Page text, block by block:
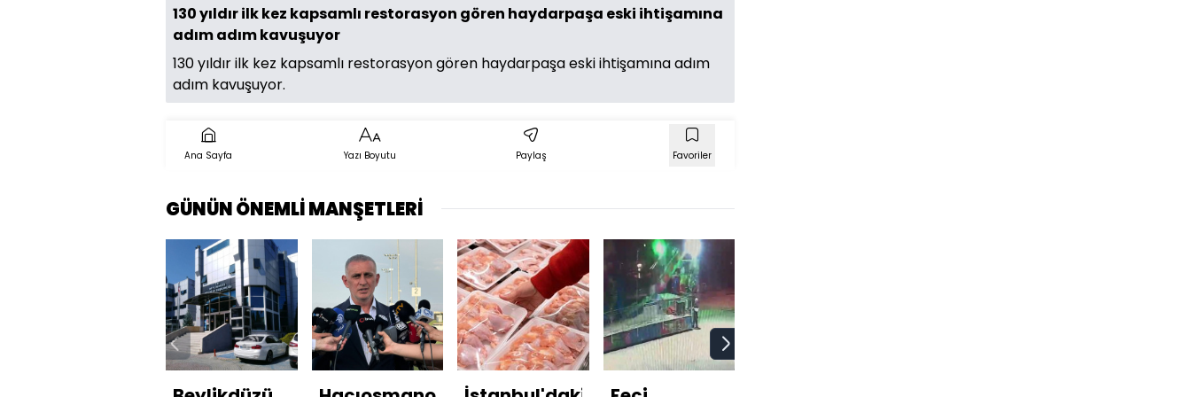
130 yıldır ilk kez kapsamlı restorasyon gören haydarpaşa eski ihtişamına
adım adım kavuşuyor
130 yıldır ilk kez kapsamlı restorasyon gören haydarpaşa eski ihtişamına adım
adım kavuşuyor.
Ana Sayfa Yazı Boyutu Paylaş Favoriler
GÜNÜN ÖNEMLİ MANŞETLERİ